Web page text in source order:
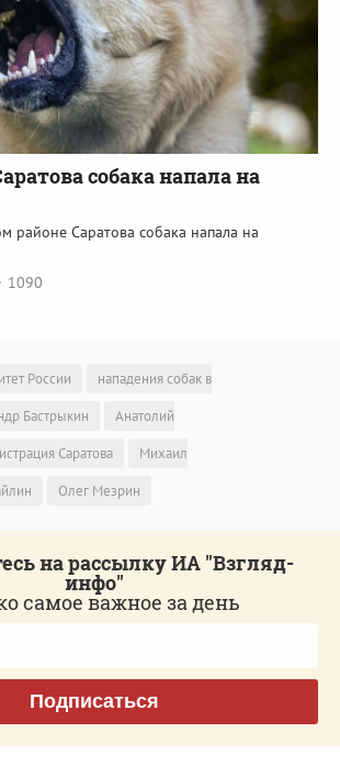
собака напала на
районе Саратова собака напала на
1090
России
нападения собак в
Бастрыкин
Анатолий
Саратова
Михаил
Олег Мезрин
на рассылку ИА "Взгляд-
инфо"
самое важное за день
Подписаться